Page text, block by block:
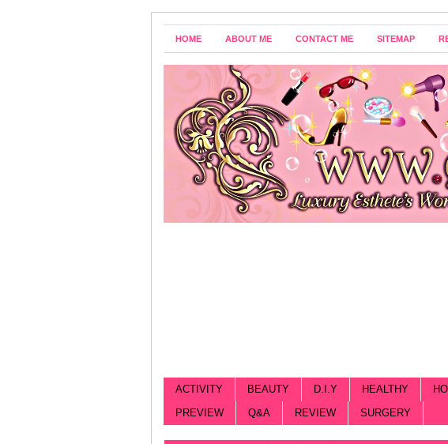
HOME ABOUT ME CONTACT ME SITEMAP
ACTIVITY BEAUTY D.I.Y HEALTHY
PREVIEW
Q&A REVIEW SURGERY